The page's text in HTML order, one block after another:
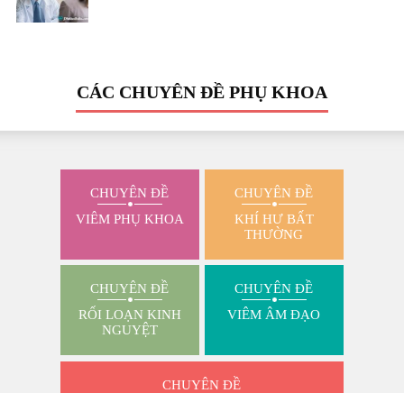
CÁC CHUYÊN ĐỀ PHỤ KHOA
CHUYÊN ĐỀ
VIÊM PHỤ KHOA
CHUYÊN ĐỀ
KHÍ HƯ BẤT
THƯỜNG
CHUYÊN ĐỀ
RỐI LOẠN KINH
NGUYỆT
CHUYÊN ĐỀ
VIÊM ÂM ĐẠO
CHUYÊN ĐỀ